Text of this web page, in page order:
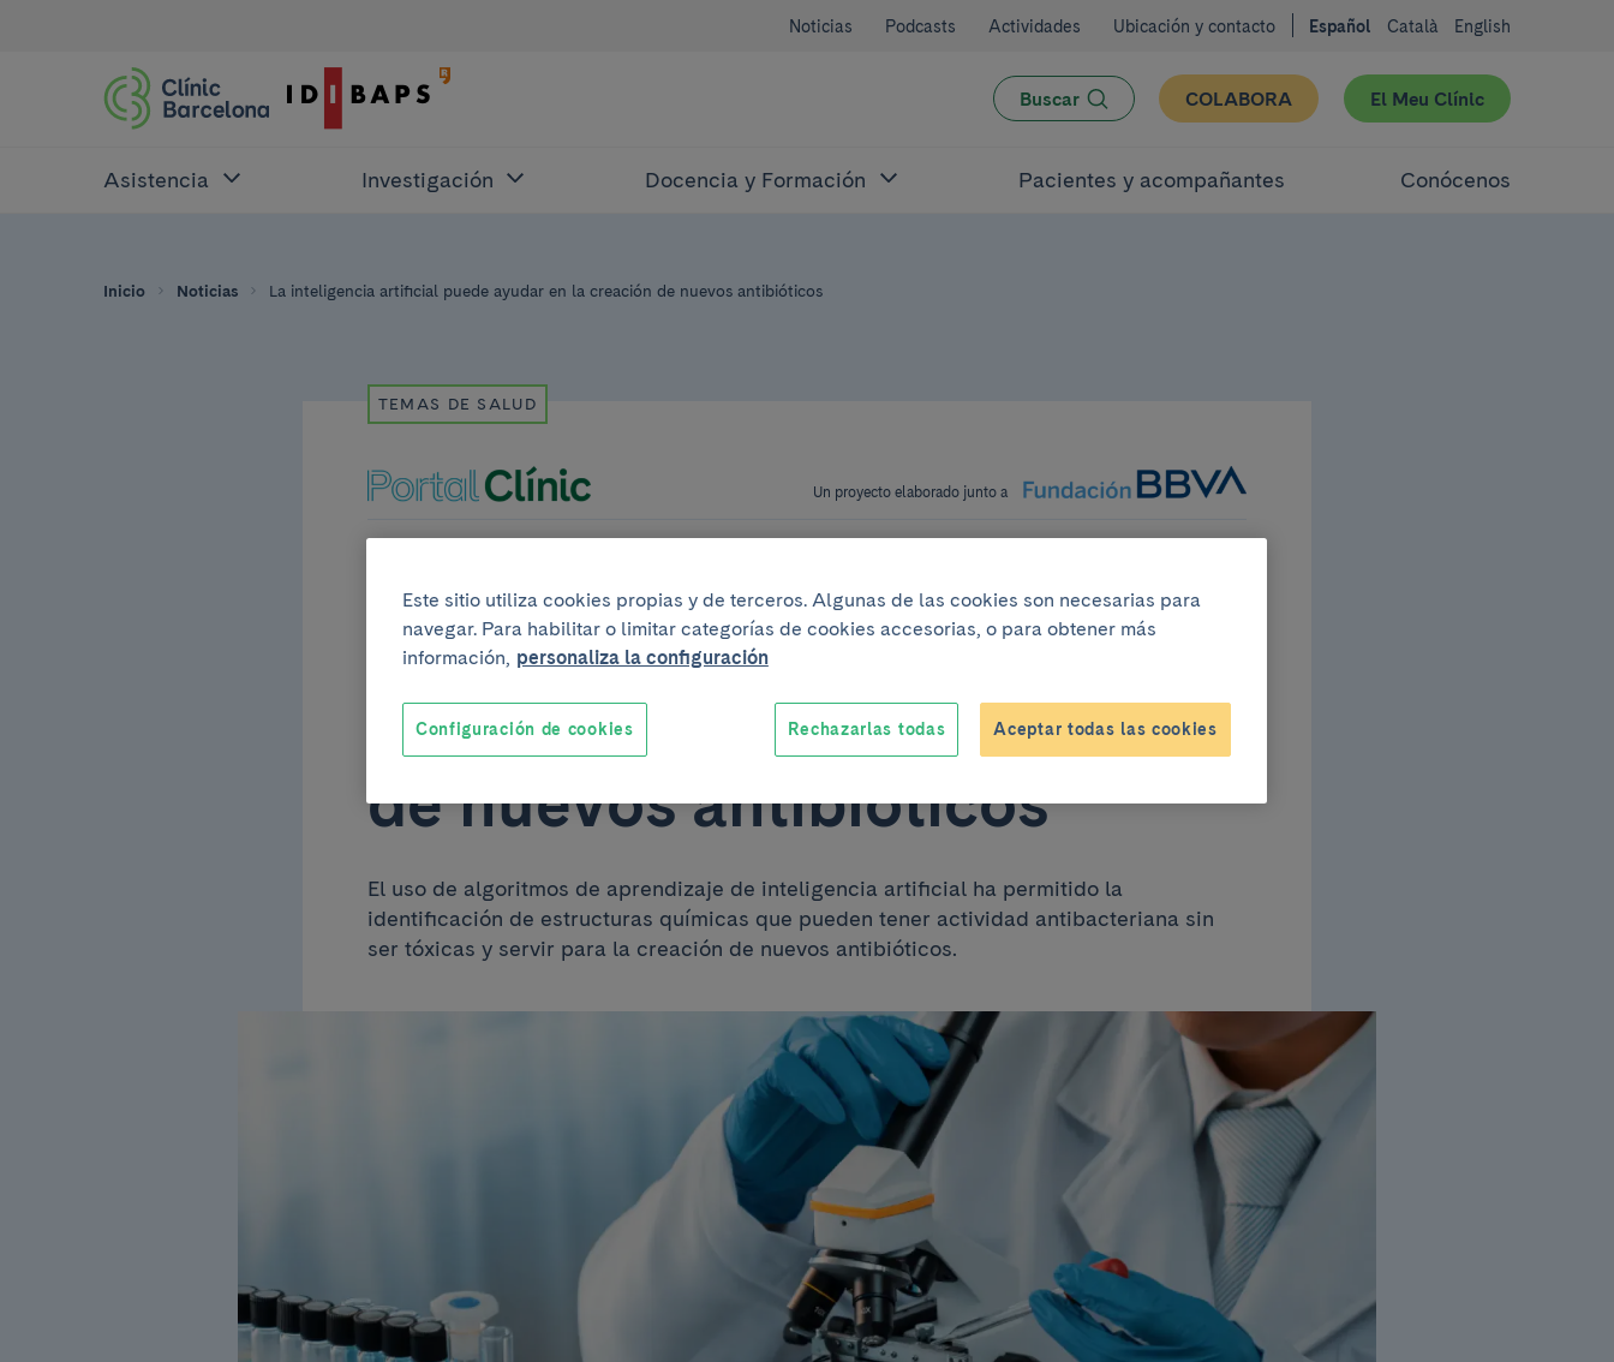
Noticias Podcasts Actividades Ubicación y contacto Español Català English
Buscar COLABORA El Meu Clínic
Asistencia Investigación Docencia y Formación Pacientes y acompañantes Conócenos
Inicio Noticias La inteligencia artificial puede ayudar en la creación de nuevos antibióticos
Un proyecto elaborado junto a
TEMAS DE SALUD
La inteligencia artificial
puede ayudar en la creación
de nuevos antibióticos
El uso de algoritmos de aprendizaje de inteligencia artificial ha permitido la
identificación de estructuras químicas que pueden tener actividad antibacteriana sin
ser tóxicas y servir para la creación de nuevos antibióticos.
Este sitio utiliza cookies propias y de terceros. Algunas de las cookies son necesarias para
navegar. Para habilitar o limitar categorías de cookies accesorias, o para obtener más
información, personaliza la configuración
Rechazarlas todas Aceptar todas las cookies
Configuración de cookies